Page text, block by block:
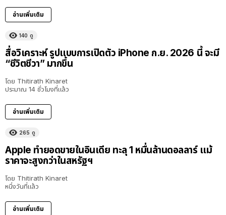
อ่านเพิ่มเติม
140 ดู
สื่อวิเคราะห์ รูปแบบการเปิดตัว iPhone ก.ย. 2026 นี้ จะมี
“ชีวิตชีวา” มากขึ้น
โดย Thitirath Kinaret
ประมาณ 14 ชั่วโมงที่แล้ว
อ่านเพิ่มเติม
265 ดู
Apple ทำยอดขายในอินเดีย ทะลุ 1 หมื่นล้านดอลลาร์ แม้
ราคาจะสูงกว่าในสหรัฐฯ
โดย Thitirath Kinaret
หนึ่งวันที่แล้ว
อ่านเพิ่มเติม